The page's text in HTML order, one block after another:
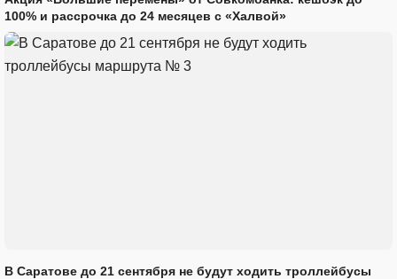
100% и рассрочка до 24 месяцев с «Халвой»
В Саратове до 21 сентября не будут ходить троллейбусы